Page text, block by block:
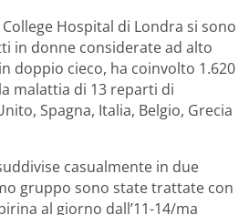
Hospital di Londra si sono
in donne considerate ad alto
doppio cieco, ha coinvolto 1.620
malattia di 13 reparti di
Spagna, Italia, Belgio, Grecia
casualmente in due
gruppo sono state trattate con
al giorno dall’11-14/ma